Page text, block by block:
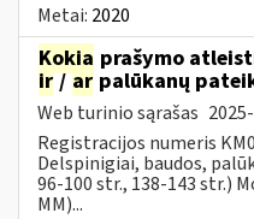
Metai: 2020
Kokia prašymo
ir/ar palūkanų
Web turinio sąrašas
Registracijos numeris
Delspinigiai, baudos,
96-100 str., 138-143 str.)
MM)...